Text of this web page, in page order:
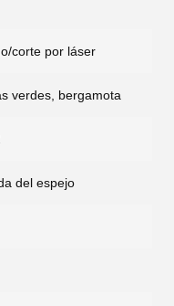
corte por láser
verdes, bergamota
del espejo